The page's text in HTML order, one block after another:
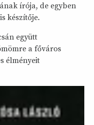
írója, de egyben
készítője.
együtt
a főváros
élményeit